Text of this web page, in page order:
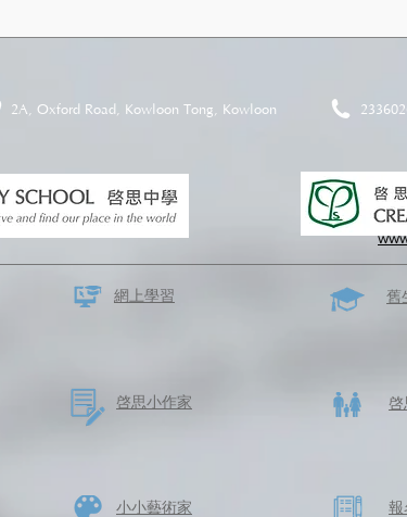
2A, Oxford Road, Kowloon Tong, Kowloon
網上學習 舊
啓思​小作家 啓
​小小藝術家 報